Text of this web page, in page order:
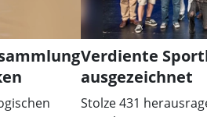
Verdiente
ausgezeichnet
Stolze 431